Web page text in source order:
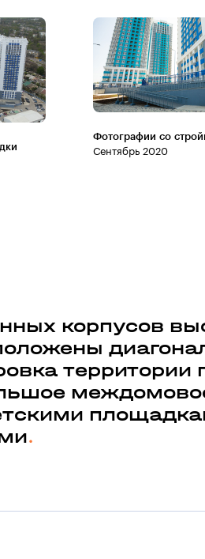
Фотографии со
Сентябрь 2020
корпусов
территории